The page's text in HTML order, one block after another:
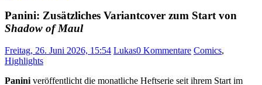
Panini: Zusätzliches Variantcover zum Start von
Shadow of Maul
Freitag, 26. Juni 2026, 15:54 Lukas0 Kommentare Comics,
Highlights
Paniniveröffentlicht die monatliche Heftserie seit ihrem Start im